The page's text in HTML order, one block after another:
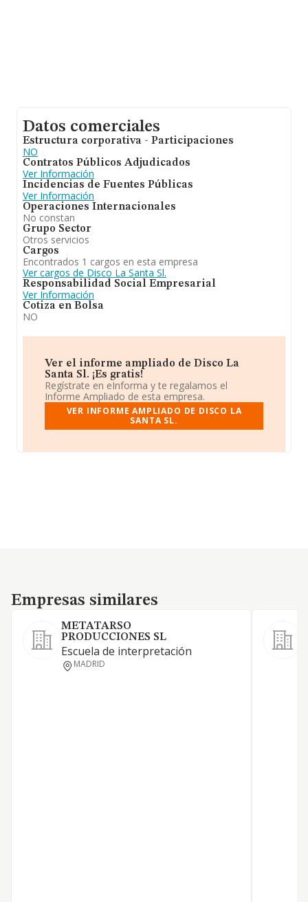
Datos comerciales
Estructura corporativa - Participaciones
NO
Contratos Públicos Adjudicados
Ver Información
Incidencias de Fuentes Públicas
Ver Información
Operaciones Internacionales
No constan
Grupo Sector
Otros servicios
Cargos
Encontrados 1 cargos en esta empresa
Ver cargos de Disco La Santa Sl.
Responsabilidad Social Empresarial
Ver Información
Cotiza en Bolsa
NO
Ver el informe ampliado de Disco La
Santa Sl. ¡Es gratis!
Regístrate en eInforma y te regalamos el
Informe Ampliado de esta empresa.
VER INFORME AMPLIADO DE DISCO LA
SANTA SL.
Empresas similares
Empresas similares
METATARSO
PRODUCCIONES SL
Escuela de interpretación
MADRID